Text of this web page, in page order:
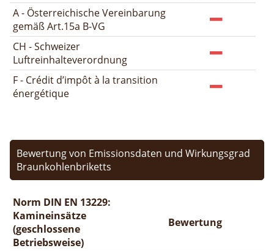
A - Österreichische Vereinbarung
gemäß Art.15a B-VG
CH - Schweizer
Luftreinhalteverordnung
F - Crédit d’impôt à la transition
énergétique
Bewertung von Emissionsdaten und Wirkungsgrad
Braunkohlenbriketts
Norm DIN EN 13229:
Kamineinsätze
(geschlossene
Betriebsweise)
Bewertung